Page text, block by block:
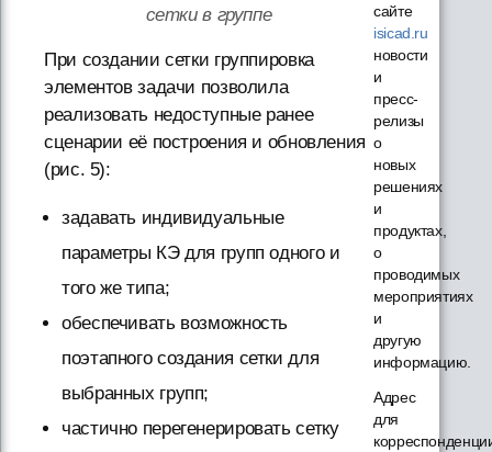
сетки в группе
При создании сетки группировка
элементов задачи позволила
реализовать недоступные ранее
сценарии её построения и обновления
(рис. 5):
задавать индивидуальные
параметры КЭ для групп одного и
того же типа;
обеспечивать возможность
поэтапного создания сетки для
выбранных групп;
частично перегенерировать сетку
сайте
isicad.ru
новости
и
пресс-
релизы
о
новых
решениях
и
продуктах,
о
проводимых
мероприятиях
и
другую
информацию.
Адрес
для